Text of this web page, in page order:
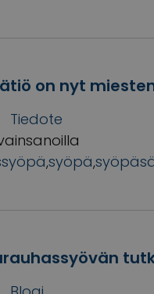
on nyt
Tiedote
,syöpä,